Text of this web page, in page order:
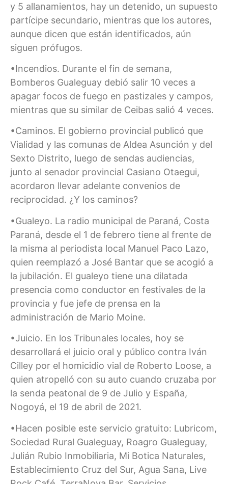
y 5 allanamientos, hay un detenido, un supuesto
partícipe secundario, mientras que los autores,
aunque dicen que están identificados, aún
siguen prófugos.
•Incendios. Durante el fin de semana,
Bomberos Gualeguay debió salir 10 veces a
apagar focos de fuego en pastizales y campos,
mientras que su similar de Ceibas salió 4 veces.
•Caminos. El gobierno provincial publicó que
Vialidad y las comunas de Aldea Asunción y del
Sexto Distrito, luego de sendas audiencias,
junto al senador provincial Casiano Otaegui,
acordaron llevar adelante convenios de
reciprocidad. ¿Y los caminos?
•Gualeyo. La radio municipal de Paraná, Costa
Paraná, desde el 1 de febrero tiene al frente de
la misma al periodista local Manuel Paco Lazo,
quien reemplazó a José Bantar que se acogió a
la jubilación. El gualeyo tiene una dilatada
presencia como conductor en festivales de la
provincia y fue jefe de prensa en la
administración de Mario Moine.
•Juicio. En los Tribunales locales, hoy se
desarrollará el juicio oral y público contra Iván
Cilley por el homicidio vial de Roberto Loose, a
quien atropelló con su auto cuando cruzaba por
la senda peatonal de 9 de Julio y España,
Nogoyá, el 19 de abril de 2021.
•Hacen posible este servicio gratuito: Lubricom,
Sociedad Rural Gualeguay, Roagro Gualeguay,
Julián Rubio Inmobiliaria, Mi Botica Naturales,
Establecimiento Cruz del Sur, Agua Sana, Live